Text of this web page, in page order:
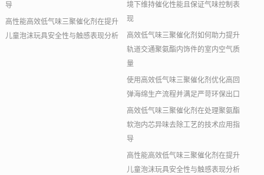
导
高性能高效低气味三聚催化剂在提升
儿童泡沫玩具安全性与触感表现分析
境下维持催化性能且保证气味控制表
现
高效低气味三聚催化剂如何助力提升
轨道交通聚氨酯内饰件的室内空气质
量
使用高效低气味三聚催化剂优化高回
弹海绵生产流程并满足严苛环保出口
高效低气味三聚催化剂在处理聚氨酯
软泡内芯异味去除工艺的技术应用指
导
高性能高效低气味三聚催化剂在提升
儿童泡沫玩具安全性与触感表现分析